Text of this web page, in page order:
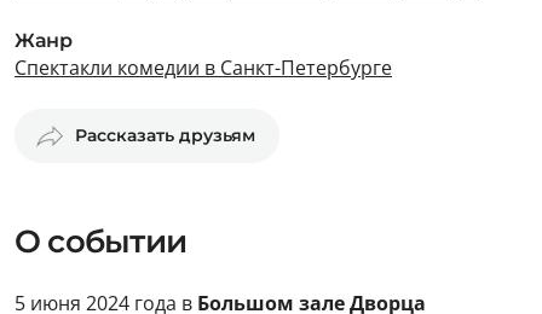
Жанр
Спектакли комедии в Санкт-Петербурге
Рассказать друзьям
О событии
5 июня 2024 года в Большом зале Дворца